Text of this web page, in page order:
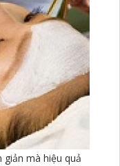
mà hiệu quả